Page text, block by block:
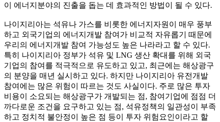
이 에너지분야의 진출을 돕는 데 효과적인 방법이 될 수 있다.
나이지리아는 석유나 가스를 비롯한 에너지자원이 매우 풍부
하고 외국기업의 에너지개발 참여가 비교적 자유롭기 때문에
우리의 에너지개발 참여 가능성도 높은 나라라고 할 수 있다.
특히 나이지리아 정부가 석유 및 LNG 생산 확대를 위해 외국
기업의 참여를 적극적으로 유도하고 있고, 최근에는 해상광구
의 분양을 매년 실시하고 있다. 하지만 나이지리아 유전개발
참여에는 많은 위험이 따르는 것도 사실이다. 주로 많은 투자
비용이 소요되는 해상광구가 개발되는 점, 참여기업에 점점 더
까다로운 조건을 요구하고 있는 점, 석유정책의 일관성이 부족
하고 정치적 불안정이 높은 점 등이 투자 위험요인이라고 할